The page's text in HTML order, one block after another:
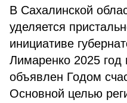
В Сахалинской
уделяется
инициативе
Лимаренко 2025 год
объявлен Годом
Основной целью